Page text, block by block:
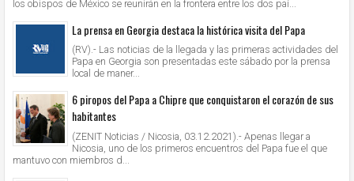
los obispos de México se reunirán en la frontera entre los dos paí...
La prensa en Georgia destaca la histórica visita del Papa
(RV).- Las noticias de la llegada y las primeras actividades del
Papa en Georgia son presentadas este sábado por la prensa
local de maner...
6 piropos del Papa a Chipre que conquistaron el corazón de sus
habitantes
(ZENIT Noticias / Nicosia, 03.12.2021).- Apenas llegar a
Nicosia, uno de los primeros encuentros del Papa fue el que
mantuvo con miembros d...